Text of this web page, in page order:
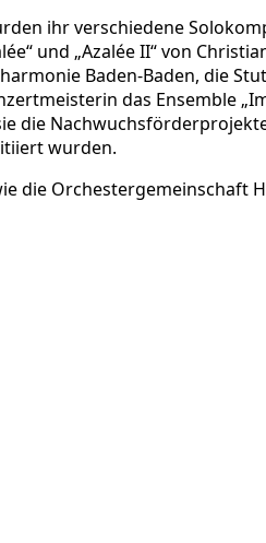
ihr verschiedene
und „Azalée II“ von
Baden-Baden, die
das Ensemble
wurden.
die Orchestergemeinschaft